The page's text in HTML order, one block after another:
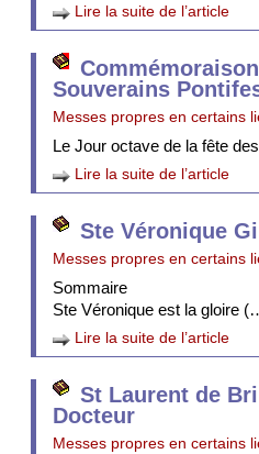
Lire la suite de l’article
Souverains
Messes propres en certains
Le Jour octave de la fête
Lire la suite de l’article
Ste Véronique
Messes propres en certains
Sommaire
Ste Véronique est la gloire
Lire la suite de l’article
St Laurent de
Docteur
Messes propres en certains